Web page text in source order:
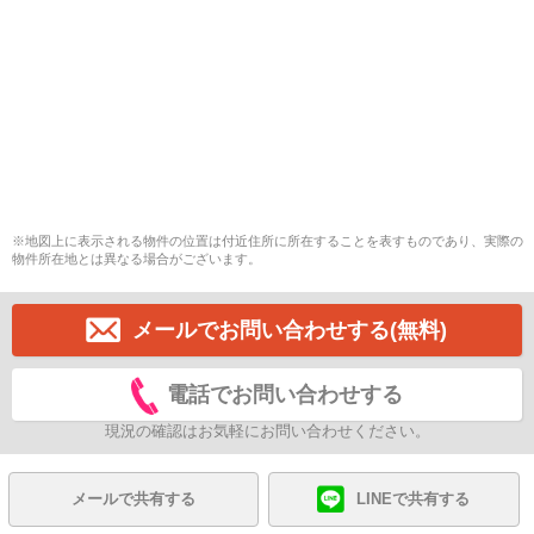
※地図上に表示される物件の位置は付近住所に所在することを表すものであり、実際の
物件所在地とは異なる場合がございます。
メールでお問い合わせする(無料)
電話でお問い合わせする
現況の確認はお気軽にお問い合わせください。
メールで共有する LINEで共有する